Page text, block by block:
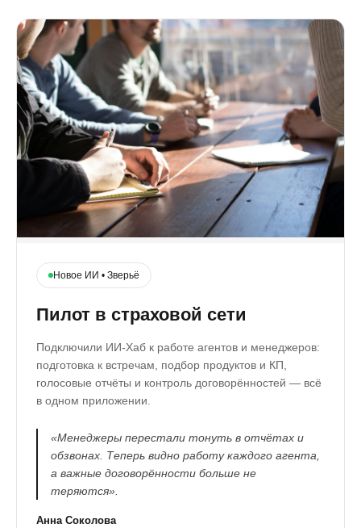
Новое ИИ • Зверьё
Пилот в страховой сети
Подключили ИИ-Хаб к работе агентов и менеджеров:
подготовка к встречам, подбор продуктов и КП,
голосовые отчёты и контроль договорённостей — всё
в одном приложении.
«Менеджеры перестали тонуть в отчётах и
обзвонах. Теперь видно работу каждого агента,
а важные договорённости больше не
теряются».
Анна Соколова